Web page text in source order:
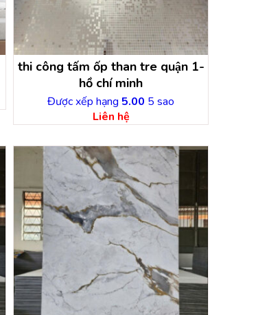
thi công tấm ốp than tre quận 1-
hồ chí minh
Được xếp hạng 5.00 5 sao
Liên hệ